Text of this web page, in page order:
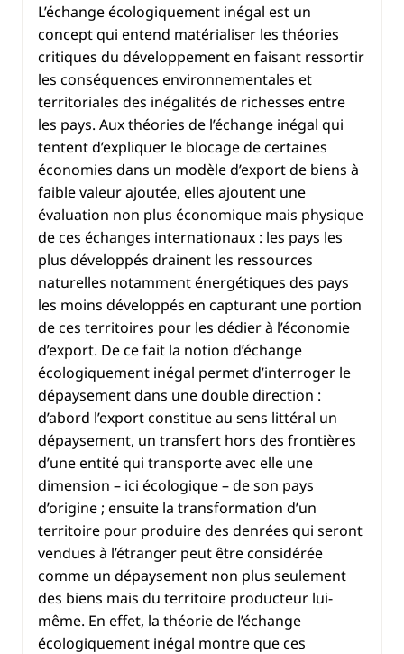
L’échange écologiquement inégal est un
concept qui entend matérialiser les théories
critiques du développement en faisant ressortir
les conséquences environnementales et
territoriales des inégalités de richesses entre
les pays. Aux théories de l’échange inégal qui
tentent d’expliquer le blocage de certaines
économies dans un modèle d’export de biens à
faible valeur ajoutée, elles ajoutent une
évaluation non plus économique mais physique
de ces échanges internationaux : les pays les
plus développés drainent les ressources
naturelles notamment énergétiques des pays
les moins développés en capturant une portion
de ces territoires pour les dédier à l’économie
d’export. De ce fait la notion d’échange
écologiquement inégal permet d’interroger le
dépaysement dans une double direction :
d’abord l’export constitue au sens littéral un
dépaysement, un transfert hors des frontières
d’une entité qui transporte avec elle une
dimension – ici écologique – de son pays
d’origine ; ensuite la transformation d’un
territoire pour produire des denrées qui seront
vendues à l’étranger peut être considérée
comme un dépaysement non plus seulement
des biens mais du territoire producteur lui-
même. En effet, la théorie de l’échange
écologiquement inégal montre que ces